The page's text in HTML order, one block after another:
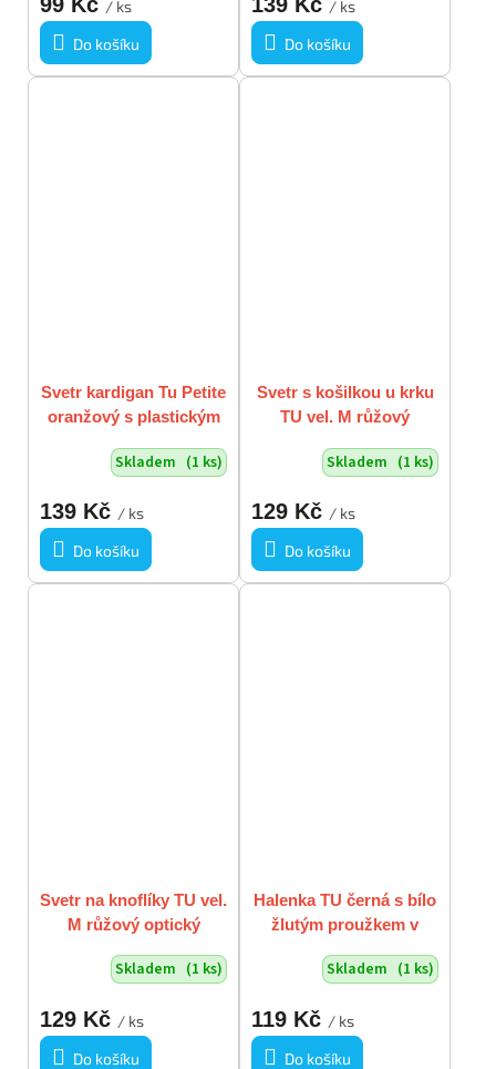
/ ks
Do košíku
/ ks
Do košíku
Svetr kardigan Tu Petite
oranžový s plastickým
Skladem (1 ks)
139 Kč / ks
Do košíku
Svetr s košilkou u krku
TU vel. M růžový
Skladem (1 ks)
129 Kč / ks
Do košíku
Svetr na knoflíky TU vel.
M růžový optický
Skladem (1 ks)
129 Kč / ks
Do košíku
Halenka TU černá s bílo
žlutým proužkem v
Skladem (1 ks)
119 Kč / ks
Do košíku